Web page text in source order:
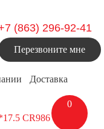
Доставка
0
(863) 296-92-41
Перезвоните мне
CR986